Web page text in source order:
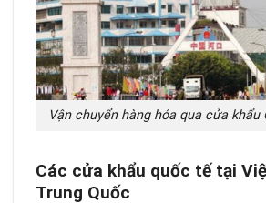
Vận chuyển hàng hóa qua cửa khẩu
Các cửa khẩu quốc tế tại
Trung Quốc